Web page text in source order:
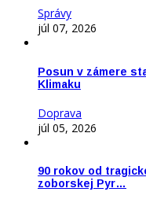
Správy
júl 07, 2026
Posun v zámere
Klimaku
Doprava
júl 05, 2026
90 rokov od
zoborskej Pyr…